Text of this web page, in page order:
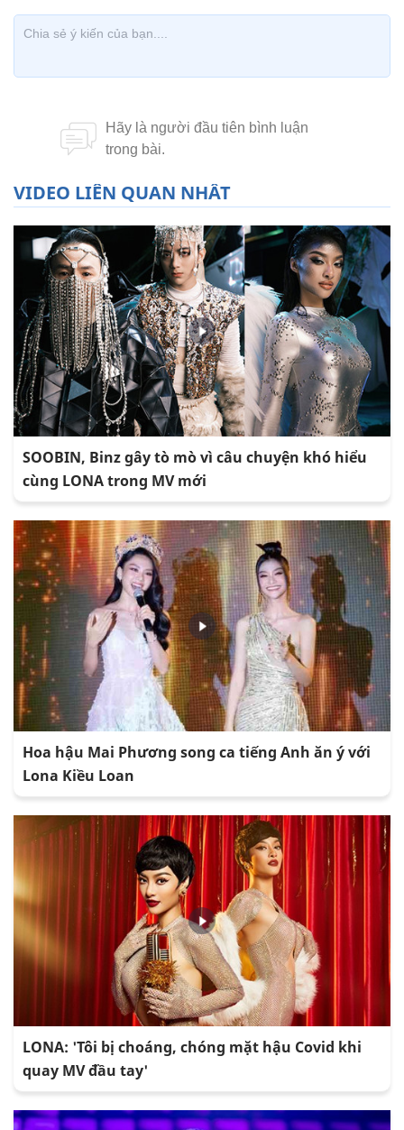
VIDEO LIÊN QUAN NHẤT
SOOBIN, Binz gây tò mò vì câu chuyện khó hiểu
cùng LONA trong MV mới
Hoa hậu Mai Phương song ca tiếng Anh ăn ý với
Lona Kiều Loan
LONA: 'Tôi bị choáng, chóng mặt hậu Covid khi
quay MV đầu tay'